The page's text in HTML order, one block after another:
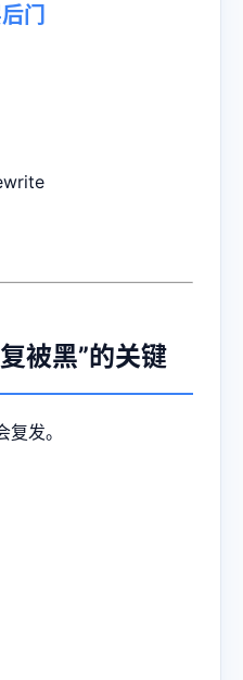
门
被黑”的关键
发。